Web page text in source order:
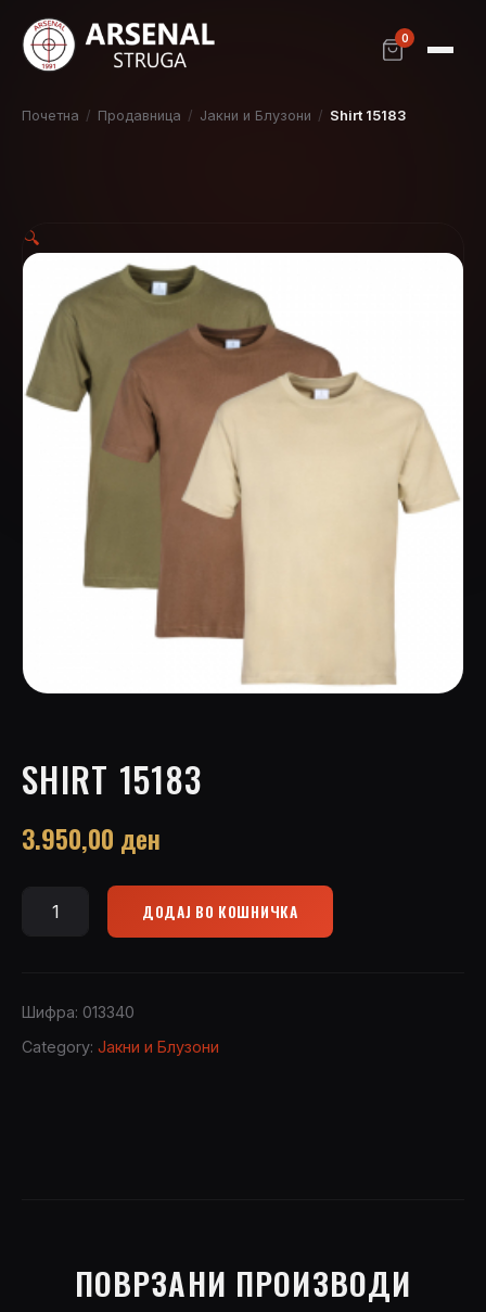
0
Почетна / Продавница / Јакни и Блузони / Shirt 15183
🔍
SHIRT 15183
3.950,00 ден
Shirt
ДОДАЈ ВО КОШНИЧКА
Шифра: 013340
Category: Јакни и Блузони
ПОВРЗАНИ ПРОИЗВОДИ